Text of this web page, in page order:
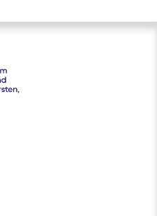
für Landwirtschaft und